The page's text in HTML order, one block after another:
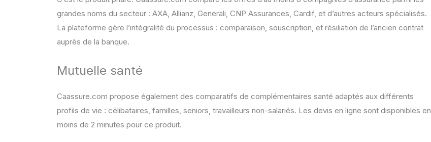
grandes noms du secteur : AXA, Allianz, Generali, CNP Assurances, Cardif, et d’autres acteurs spécialisés.
La plateforme gère l’intégralité du processus : comparaison, souscription, et résiliation de l’ancien contrat
auprès de la banque.
Mutuelle santé
Caassure.com propose également des comparatifs de complémentaires santé adaptés aux différents
profils de vie : célibataires, familles, seniors, travailleurs non-salariés. Les devis en ligne sont disponibles en
moins de 2 minutes pour ce produit.